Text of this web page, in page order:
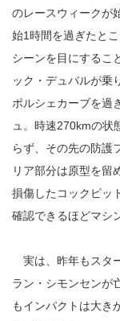
のレースウィークが
始1時間を過ぎたと
シーンを目にするこ
ック・デュバルが乗
ポルシェカーブを過
ュ。時速270kmの状
らず、その先の防護
リア部分は原型を留
損傷したコックピッ
確認できるほどマシ
実は、昨年もスタ
ラン・シモンセンが
もインパクトは大き